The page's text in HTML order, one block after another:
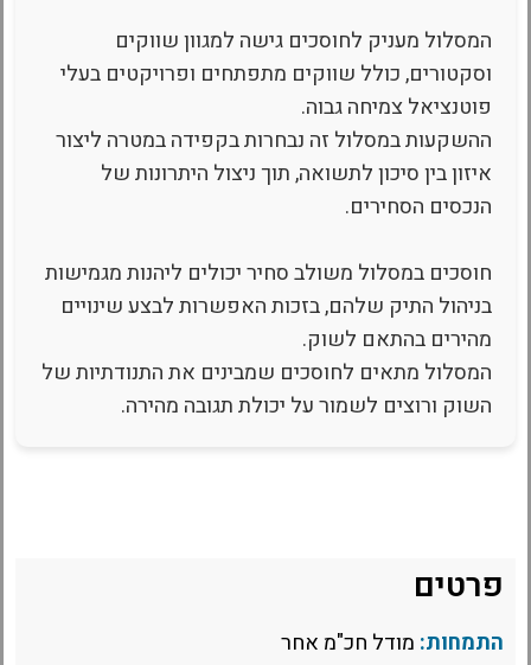
המסלול מעניק לחוסכים גישה למגוון שווקים
וסקטורים, כולל שווקים מתפתחים ופרויקטים בעלי
פוטנציאל צמיחה גבוה.
ההשקעות במסלול זה נבחרות בקפידה במטרה ליצור
איזון בין סיכון לתשואה, תוך ניצול היתרונות של
הנכסים הסחירים.
חוסכים במסלול משולב סחיר יכולים ליהנות מגמישות
בניהול התיק שלהם, בזכות האפשרות לבצע שינויים
מהירים בהתאם לשוק.
המסלול מתאים לחוסכים שמבינים את התנודתיות של
השוק ורוצים לשמור על יכולת תגובה מהירה.
פרטים
התמחות: מודל חכ"מ אחר